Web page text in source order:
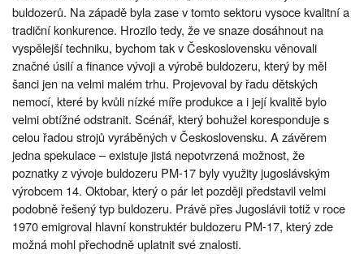
buldozerů. Na západě byla zase v tomto sektoru vysoce kvalitní a
tradiční konkurence. Hrozilo tedy, že ve snaze dosáhnout na
vyspělejší techniku, bychom tak v Československu věnovali
značné úsilí a finance vývoji a výrobě buldozeru, který by měl
šanci jen na velmi malém trhu. Projevoval by řadu dětských
nemocí, které by kvůli nízké míře produkce a i její kvalitě bylo
velmi obtížné odstranit. Scénář, který bohužel koresponduje s
celou řadou strojů vyráběných v Československu. A závěrem
jedna spekulace – existuje jistá nepotvrzená možnost, že
poznatky z vývoje buldozeru PM-17 byly využity jugoslávským
výrobcem 14. Oktobar, který o pár let později představil velmi
podobně řešený typ buldozeru. Právě přes Jugoslávii totiž v roce
1970 emigroval hlavní konstruktér buldozeru PM-17, který zde
možná mohl přechodně uplatnit své znalosti.